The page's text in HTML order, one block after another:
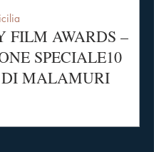
FILM AWARDS –
MALAMURI